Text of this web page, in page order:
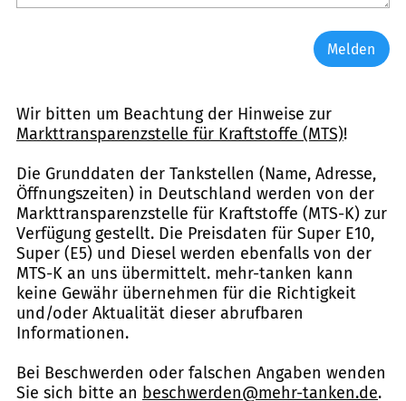
Melden
Wir bitten um Beachtung der Hinweise zur
Markttransparenzstelle für Kraftstoffe (MTS)!
Die Grunddaten der Tankstellen (Name, Adresse,
Öffnungszeiten) in Deutschland werden von der
Markttransparenzstelle für Kraftstoffe (MTS-K) zur
Verfügung gestellt. Die Preisdaten für Super E10,
Super (E5) und Diesel werden ebenfalls von der
MTS-K an uns übermittelt. mehr-tanken kann
keine Gewähr übernehmen für die Richtigkeit
und/oder Aktualität dieser abrufbaren
Informationen.
Bei Beschwerden oder falschen Angaben wenden
Sie sich bitte an beschwerden@mehr-tanken.de.